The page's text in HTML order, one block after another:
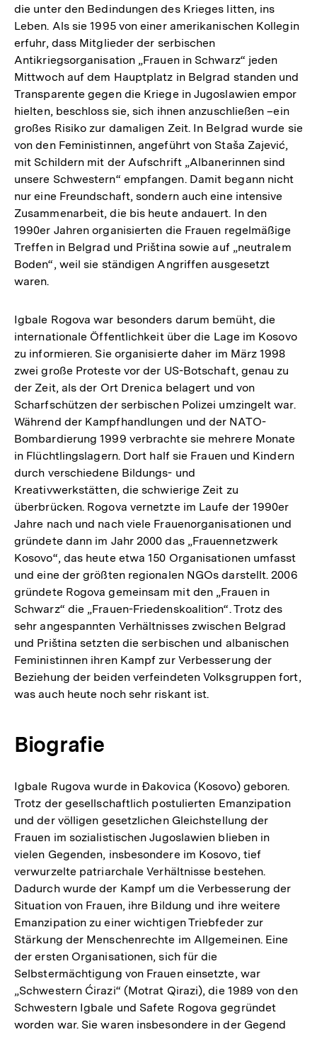
die unter den Bedindungen des Krieges litten, ins
Leben. Als sie 1995 von einer amerikanischen Kollegin
erfuhr, dass Mitglieder der serbischen
Antikriegsorganisation „Frauen in Schwarz“ jeden
Mittwoch auf dem Hauptplatz in Belgrad standen und
Transparente gegen die Kriege in Jugoslawien empor
hielten, beschloss sie, sich ihnen anzuschließen –ein
großes Risiko zur damaligen Zeit. In Belgrad wurde sie
von den Feministinnen, angeführt von Staša Zajević,
mit Schildern mit der Aufschrift „Albanerinnen sind
unsere Schwestern“ empfangen. Damit begann nicht
nur eine Freundschaft, sondern auch eine intensive
Zusammenarbeit, die bis heute andauert. In den
1990er Jahren organisierten die Frauen regelmäßige
Treffen in Belgrad und Priština sowie auf „neutralem
Boden“, weil sie ständigen Angriffen ausgesetzt
waren.
Igbale Rogova war besonders darum bemüht, die
internationale Öffentlichkeit über die Lage im Kosovo
zu informieren. Sie organisierte daher im März 1998
zwei große Proteste vor der US-Botschaft, genau zu
der Zeit, als der Ort Drenica belagert und von
Scharfschützen der serbischen Polizei umzingelt war.
Während der Kampfhandlungen und der NATO-
Bombardierung 1999 verbrachte sie mehrere Monate
in Flüchtlingslagern. Dort half sie Frauen und Kindern
durch verschiedene Bildungs- und
Kreativwerkstätten, die schwierige Zeit zu
überbrücken. Rogova vernetzte im Laufe der 1990er
Jahre nach und nach viele Frauenorganisationen und
gründete dann im Jahr 2000 das „Frauennetzwerk
Kosovo“, das heute etwa 150 Organisationen umfasst
und eine der größten regionalen NGOs darstellt. 2006
gründete Rogova gemeinsam mit den „Frauen in
Schwarz“ die „Frauen-Friedenskoalition“. Trotz des
sehr angespannten Verhältnisses zwischen Belgrad
und Priština setzten die serbischen und albanischen
Feministinnen ihren Kampf zur Verbesserung der
Beziehung der beiden verfeindeten Volksgruppen fort,
was auch heute noch sehr riskant ist.
Biografie
Igbale Rugova wurde in Ðakovica (Kosovo) geboren.
Trotz der gesellschaftlich postulierten Emanzipation
und der völligen gesetzlichen Gleichstellung der
Frauen im sozialistischen Jugoslawien blieben in
vielen Gegenden, insbesondere im Kosovo, tief
verwurzelte patriarchale Verhältnisse bestehen.
Dadurch wurde der Kampf um die Verbesserung der
Situation von Frauen, ihre Bildung und ihre weitere
Emanzipation zu einer wichtigen Triebfeder zur
Stärkung der Menschenrechte im Allgemeinen. Eine
der ersten Organisationen, sich für die
Selbstermächtigung von Frauen einsetzte, war
„Schwestern Ćirazi“ (Motrat Qirazi), die 1989 von den
Schwestern Igbale und Safete Rogova gegründet
worden war. Sie waren insbesondere in der Gegend